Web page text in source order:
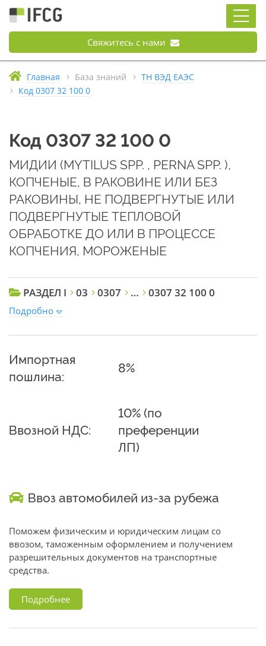
Свяжитесь с нами
Главная База знаний
ТН ВЭД ЕАЭС
Код 0307 32 100 0
Код 0307 32 100 0
МИДИИ (MYTILUS SPP. , PERNA SPP. ),
КОПЧЕНЫЕ, В РАКОВИНЕ ИЛИ БЕЗ
РАКОВИНЫ, НЕ ПОДВЕРГНУТЫЕ ИЛИ
ПОДВЕРГНУТЫЕ ТЕПЛОВОЙ
ОБРАБОТКЕ ДО ИЛИ В ПРОЦЕССЕ
КОПЧЕНИЯ, МОРОЖЕНЫЕ
РАЗДЕЛ I 03 0307 … 0307 32 100 0
Подробно
Импортная
пошлина:
8%
Ввозной НДС:
10% (по
преференции
ЛП)
Ввоз автомобилей из-за рубежа
Поможем физическим и юридическим лицам со
ввозом, таможенным оформлением и получением
разрешительных документов на транспортные
средства.
Подробнее